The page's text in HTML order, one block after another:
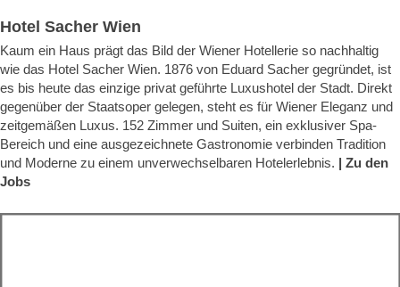
Hotel Sacher Wien
Kaum ein Haus prägt das Bild der Wiener Hotellerie so nachhaltig
wie das Hotel Sacher Wien. 1876 von Eduard Sacher gegründet, ist
es bis heute das einzige privat geführte Luxushotel der Stadt. Direkt
gegenüber der Staatsoper gelegen, steht es für Wiener Eleganz und
zeitgemäßen Luxus. 152 Zimmer und Suiten, ein exklusiver Spa-
Bereich und eine ausgezeichnete Gastronomie verbinden Tradition
und Moderne zu einem unverwechselbaren Hotelerlebnis. | Zu den
Jobs